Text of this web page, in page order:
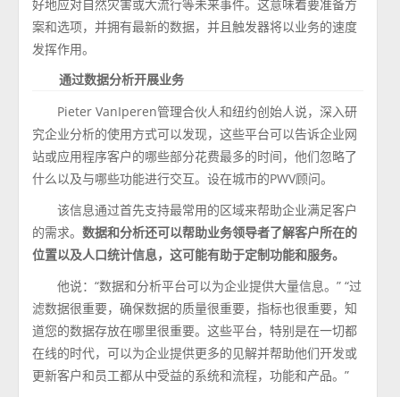
好地应对自然灾害或大流行等未来事件。这意味着要准备方
案和选项，并拥有最新的数据，并且触发器将以业务的速度
发挥作用。
通过数据分析开展业务
Pieter VanIperen管理合伙人和纽约创始人说，深入研
究企业分析的使用方式可以发现，这些平台可以告诉企业网
站或应用程序客户的哪些部分花费最多的时间，他们忽略了
什么以及与哪些功能进行交互。设在城市的PWV顾问。
该信息通过首先支持最常用的区域来帮助企业满足客户
的需求。数据和分析还可以帮助业务领导者了解客户所在的
位置以及人口统计信息，这可能有助于定制功能和服务。
他说：“数据和分析平台可以为企业提供大量信息。” “过
滤数据很重要，确保数据的质量很重要，指标也很重要，知
道您的数据存放在哪里很重要。这些平台，特别是在一切都
在线的时代，可以为企业提供更多的见解并帮助他们开发或
更新客户和员工都从中受益的系统和流程，功能和产品。”